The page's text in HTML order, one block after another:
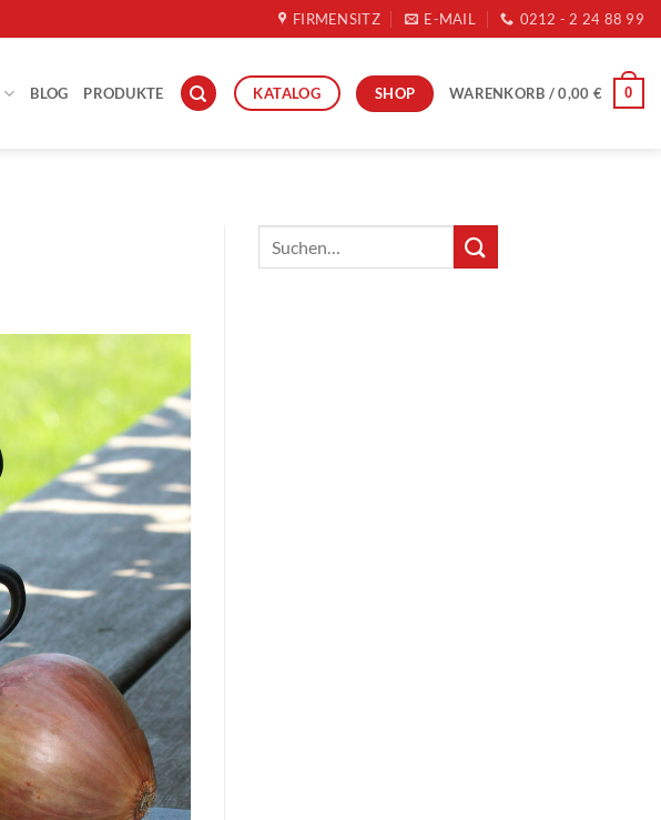
FIRMENSITZ E-MAIL 0212 - 2 24 88 99
BLOG PRODUKTE KATALOG SHOP WARENKORB /0,00 € 0